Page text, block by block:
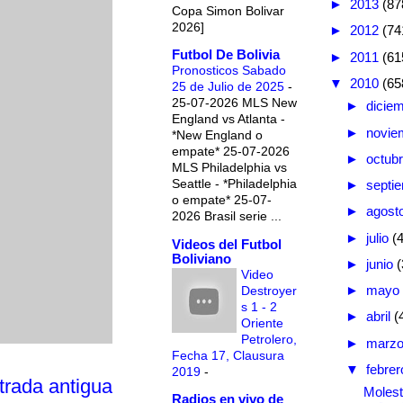
antigua
Copa Simon Bolivar
2026]
Futbol De Bolivia
Pronosticos Sabado
25 de Julio de 2025 -
25-07-2026 MLS New
England vs Atlanta -
*New England o
empate* 25-07-2026
MLS Philadelphia vs
Seattle - *Philadelphia
o empate* 25-07-
2026 Brasil serie ...
Videos del Futbol
Boliviano
Video
Destroyer
s 1 - 2
Oriente
Petrolero,
Fecha 17, Clausura
2019 -
Radios en vivo de
► 2013
► 2012
► 2011
▼ 2010
►
►
►
►
►
► julio
► junio
► mayo
► abril
►
▼